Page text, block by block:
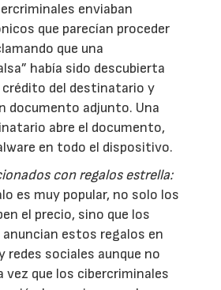
enviaban
que parecían proceder
que una
había sido descubierta
del destinatario y
documento adjunto. Una
abre el documento,
en todo el dispositivo.
con regalos estrella:
es muy popular, no solo los
el precio, sino que los
estos regalos en
redes sociales aunque no
vez que los cibercriminales